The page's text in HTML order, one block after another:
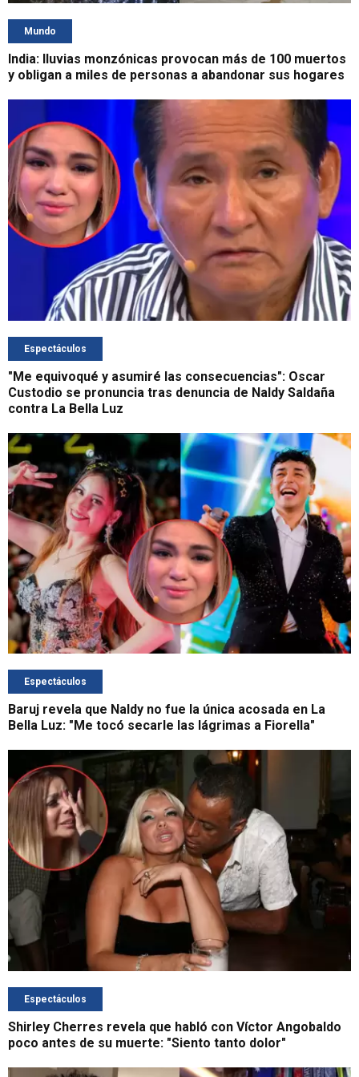
Mundo
India: lluvias monzónicas provocan más de 100 muertos
y obligan a miles de personas a abandonar sus hogares
Espectáculos
"Me equivoqué y asumiré las consecuencias": Oscar
Custodio se pronuncia tras denuncia de Naldy Saldaña
contra La Bella Luz
Espectáculos
Baruj revela que Naldy no fue la única acosada en La
Bella Luz: "Me tocó secarle las lágrimas a Fiorella"
Espectáculos
Shirley Cherres revela que habló con Víctor Angobaldo
poco antes de su muerte: "Siento tanto dolor"